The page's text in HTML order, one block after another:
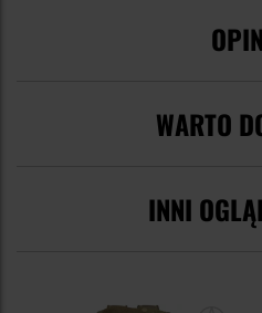
WARTO
INNI